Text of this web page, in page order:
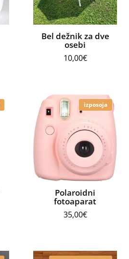
Bel dežnik za dve
osebi
10,00€
izposoja
Polaroidni
fotoaparat
35,00€